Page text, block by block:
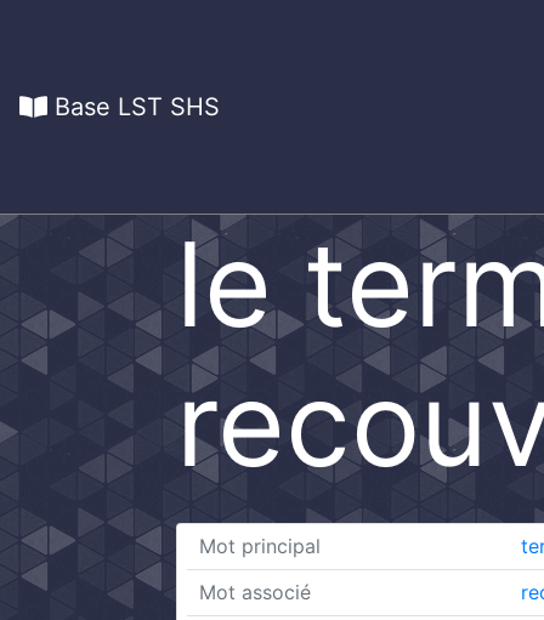
Base LST SHS
le
Mot principal
Mot associé